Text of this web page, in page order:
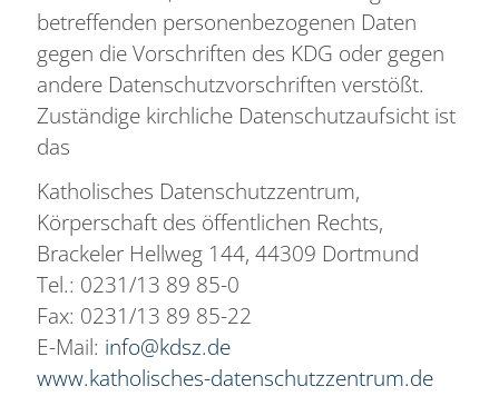
betreffenden personenbezogenen Daten
gegen die Vorschriften des KDG oder gegen
andere Datenschutzvorschriften verstößt.
Zuständige kirchliche Datenschutzaufsicht ist
das
Katholisches Datenschutzzentrum,
Körperschaft des öffentlichen Rechts,
Brackeler Hellweg 144, 44309 Dortmund
Tel.: 0231/13 89 85-0
Fax: 0231/13 89 85-22
E-Mail: info@kdsz.de
www.katholisches-datenschutzzentrum.de